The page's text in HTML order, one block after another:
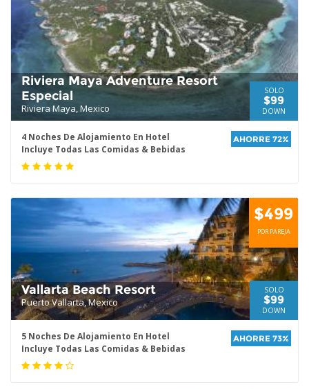
Riviera Maya Adventure Resort
Especial
Riviera Maya, Mexico
SOLO
$99
DOWN
4 Noches De Alojamiento En Hotel
Incluye Todas Las Comidas & Bebidas
AHORRE 72%
$499
POR PAREJA
Vallarta Beach Resort
Puerto Vallarta, Mexico
SOLO
$99
DOWN
5 Noches De Alojamiento En Hotel
Incluye Todas Las Comidas & Bebidas
AHORRE 73%